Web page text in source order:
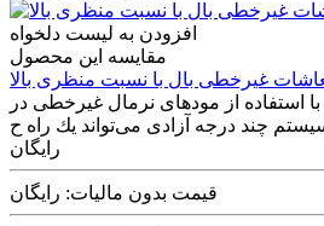
افزودن به لیست دلخواه
مقایسه این محصول
غیرخطی بال با نسبت منظری بالا
استفاده از مودهای نرمال غيرخطی در
رایگان
قیمت بدون مالیات: رایگان